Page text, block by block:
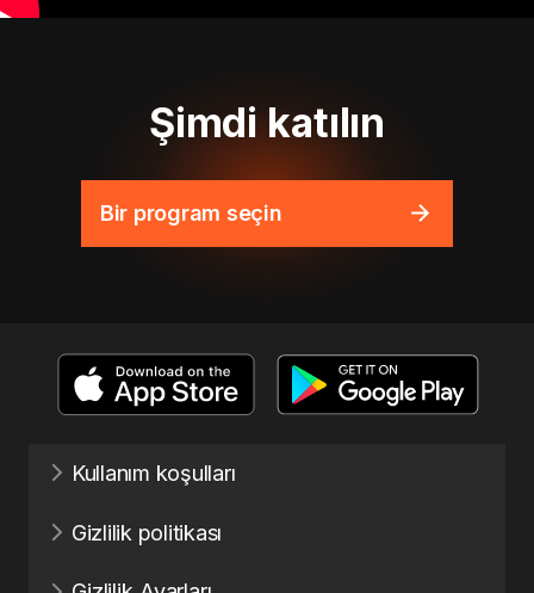
Şimdi katılın
Bir program seçin
Kullanım koşulları
Gizlilik politikası